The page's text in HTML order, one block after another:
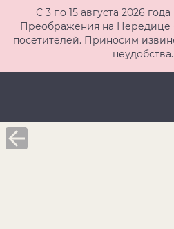
С 3 по 15 августа 2026
Преображения на Нередице
посетителей. Приносим
неудобства.